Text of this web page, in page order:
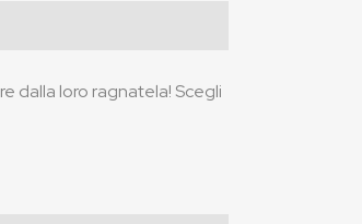
dalla loro ragnatela! Scegli